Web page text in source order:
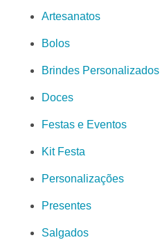
Artesanatos
Bolos
Brindes Personalizados
Doces
Festas e Eventos
Kit Festa
Personalizações
Presentes
Salgados